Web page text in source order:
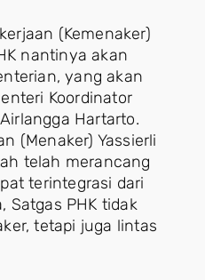
(Kemenaker)
nantinya akan
yang akan
Koordinator
Hartarto.
(Menaker) Yassierli
telah merancang
terintegrasi dari
Satgas PHK tidak
tetapi juga lintas